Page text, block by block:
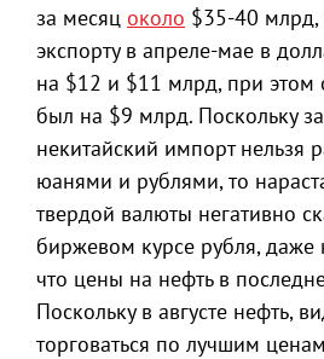
за месяц около $35-40 млрд,
экспорту в апреле-мае в
на $12 и $11 млрд, при этом
был на $9 млрд. Поскольку
некитайский импорт нельзя
юанями и рублями, то
твердой валюты негативно
биржевом курсе рубля, даже
что цены на нефть в
Поскольку в августе нефть,
торговаться по лучшим